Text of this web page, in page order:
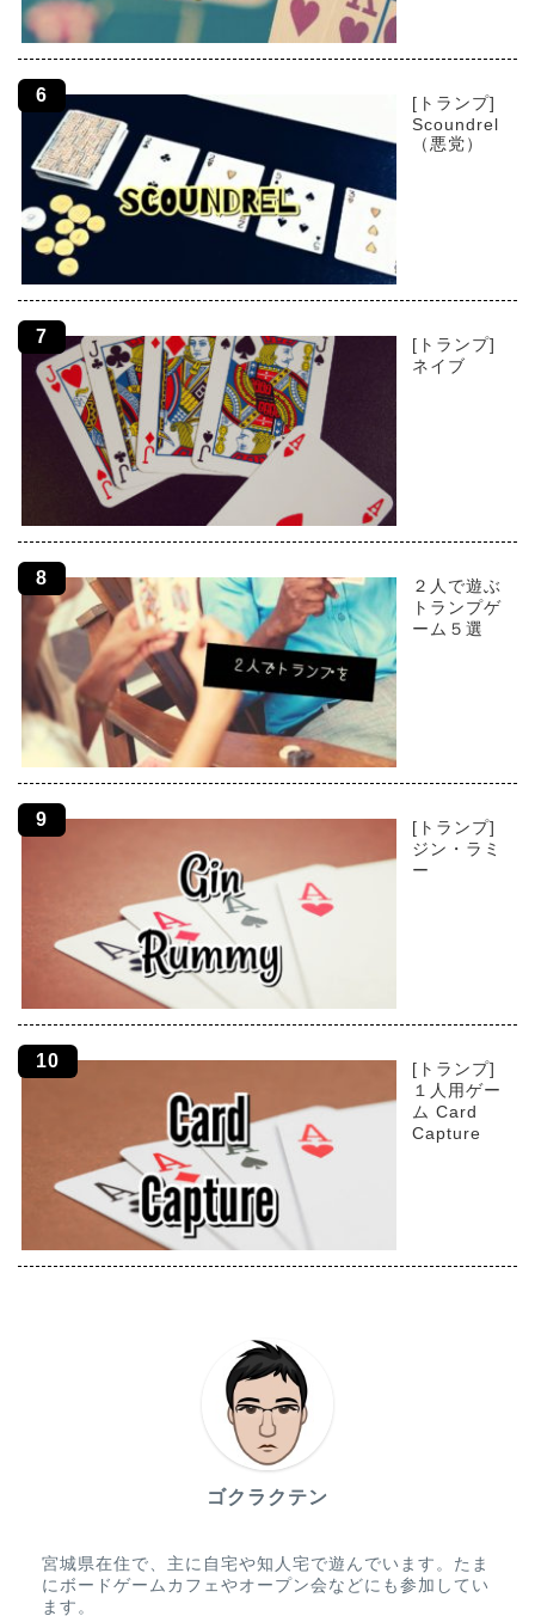
[トランプ]
Scoundrel
（悪党）
[トランプ]
ネイブ
２人で遊ぶ
トランプゲ
ーム５選
[トランプ]
ジン・ラミ
ー
[トランプ]
１人用ゲー
ム Card
Capture
ゴクラクテン
宮城県在住で、主に自宅や知人宅で遊んでいます。たま
にボードゲームカフェやオープン会などにも参加してい
ます。